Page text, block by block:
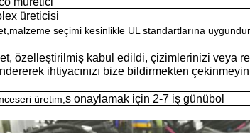
üreticisi
malzeme seçimi kesinlikle UL standartlarına uygundur.
özelleştirilmiş kabul edildi, çizimlerinizi veya
ihtiyacınızı bize bildirmekten
seri üretim, s onaylamak için 2-7 iş günübol